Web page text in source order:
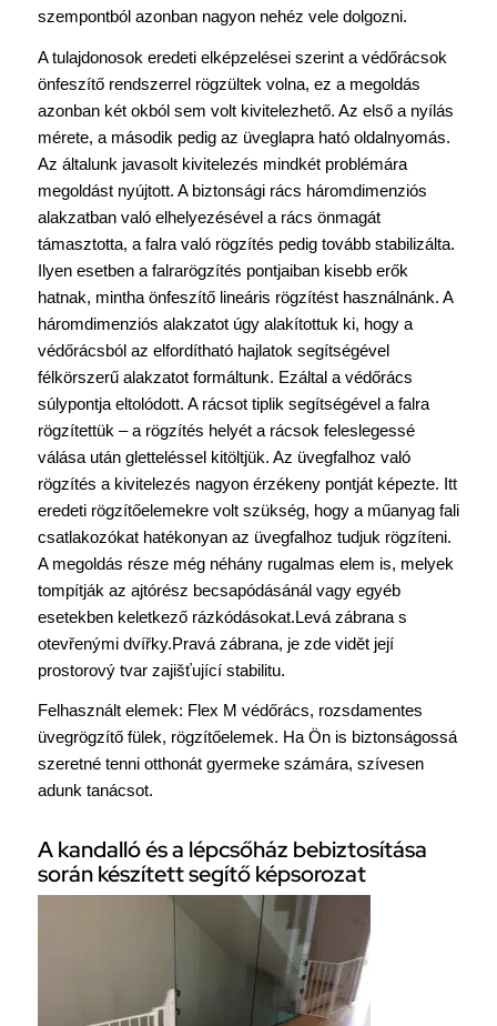
szempontból azonban nagyon nehéz vele dolgozni.
A tulajdonosok eredeti elképzelései szerint a védőrácsok
önfeszítő rendszerrel rögzültek volna, ez a megoldás
azonban két okból sem volt kivitelezhető. Az első a nyílás
mérete, a második pedig az üveglapra ható oldalnyomás.
Az általunk javasolt kivitelezés mindkét problémára
megoldást nyújtott. A biztonsági rács háromdimenziós
alakzatban való elhelyezésével a rács önmagát
támasztotta, a falra való rögzítés pedig tovább stabilizálta.
Ilyen esetben a falrarögzítés pontjaiban kisebb erők
hatnak, mintha önfeszítő lineáris rögzítést használnánk. A
háromdimenziós alakzatot úgy alakítottuk ki, hogy a
védőrácsból az elfordítható hajlatok segítségével
félkörszerű alakzatot formáltunk. Ezáltal a védőrács
súlypontja eltolódott. A rácsot tiplik segítségével a falra
rögzítettük – a rögzítés helyét a rácsok feleslegessé
válása után gletteléssel kitöltjük. Az üvegfalhoz való
rögzítés a kivitelezés nagyon érzékeny pontját képezte. Itt
eredeti rögzítőelemekre volt szükség, hogy a műanyag fali
csatlakozókat hatékonyan az üvegfalhoz tudjuk rögzíteni.
A megoldás része még néhány rugalmas elem is, melyek
tompítják az ajtórész becsapódásánál vagy egyéb
esetekben keletkező rázkódásokat.Levá zábrana s
otevřenými dvířky.Pravá zábrana, je zde vidět její
prostorový tvar zajišťující stabilitu.
Felhasznált elemek: Flex M védőrács, rozsdamentes
üvegrögzítő fülek, rögzítőelemek. Ha Ön is biztonságossá
szeretné tenni otthonát gyermeke számára, szívesen
adunk tanácsot.
A kandalló és a lépcsőház bebiztosítása
során készített segítő képsorozat